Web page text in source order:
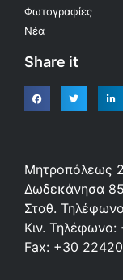
Φωτογραφίες
Νέα
Share it
Μητροπόλεως
Δωδεκάνησα
Σταθ.
Κιν. Τηλέφωνο:
Fax: +30